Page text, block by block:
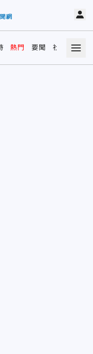
熱門 要聞 社會 娛樂